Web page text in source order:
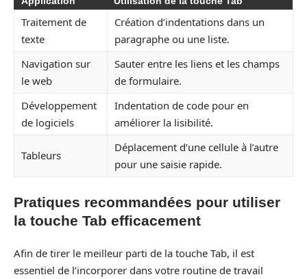
Traitement de
texte
Création d’indentations dans un
paragraphe ou une liste.
Navigation sur
le web
Sauter entre les liens et les champs
de formulaire.
Développement
de logiciels
Indentation de code pour en
améliorer la lisibilité.
Tableurs
Déplacement d’une cellule à l’autre
pour une saisie rapide.
Pratiques recommandées pour utiliser
la touche Tab efficacement
Afin de tirer le meilleur parti de la touche Tab, il est
essentiel de l’incorporer dans votre routine de travail